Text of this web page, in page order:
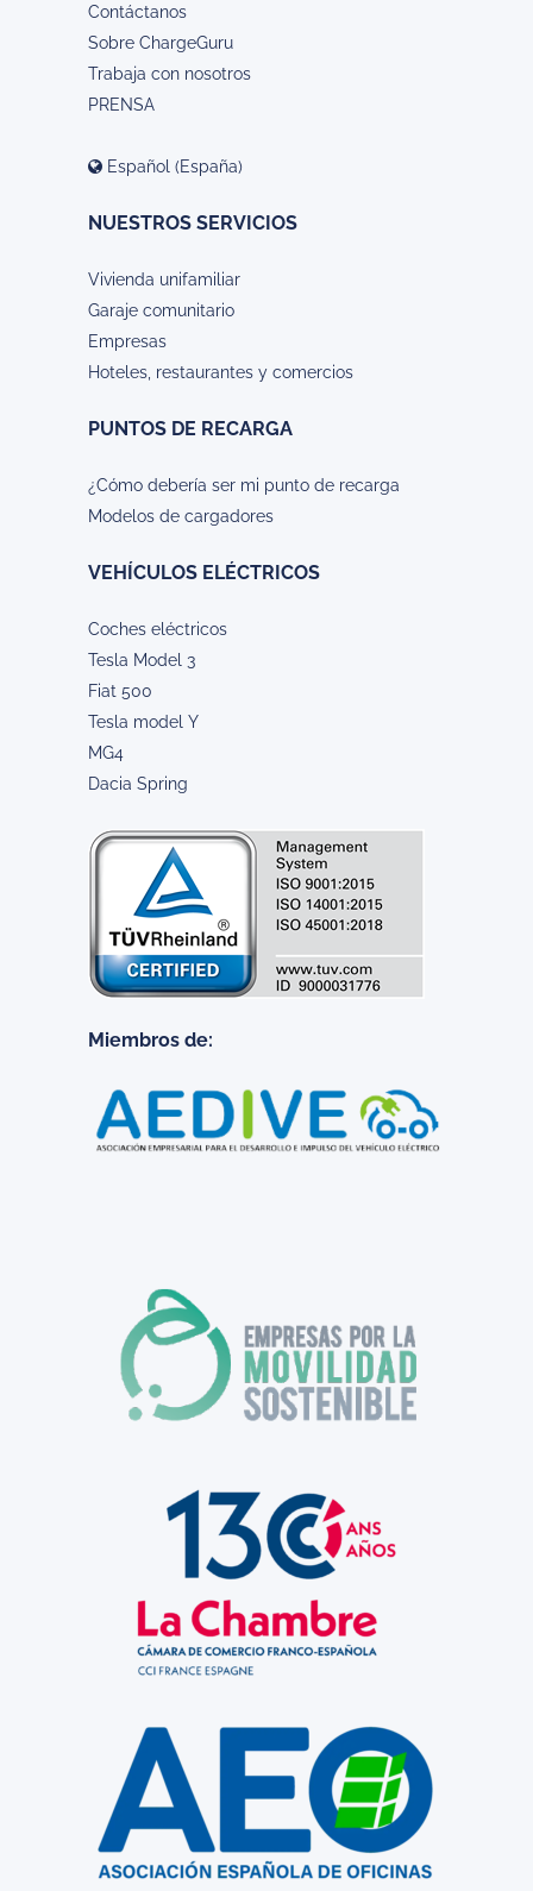
Contáctanos
Sobre ChargeGuru
Trabaja con nosotros
PRENSA
Español (España)
NUESTROS SERVICIOS
Vivienda unifamiliar
Garaje comunitario
Empresas
Hoteles, restaurantes y comercios
PUNTOS DE RECARGA
¿Cómo debería ser mi punto de recarga
Modelos de cargadores
VEHÍCULOS ELÉCTRICOS
Coches eléctricos
Tesla Model 3
Fiat 500
Tesla model Y
MG4
Dacia Spring
Miembros de: